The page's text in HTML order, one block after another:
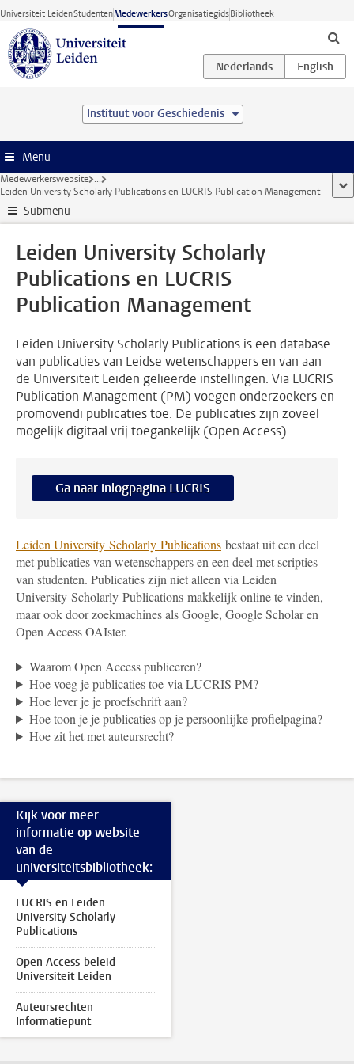
Ga direct naar de inhoud
Universiteit LeidenStudentenMedewerkersOrganisatiegidsBibliotheek
Instituut voor Geschiedenis
Menu
Medewerkerswebsite ...
Leiden University Scholarly Publications en LUCRIS Publication Management
Submenu
Leiden University Scholarly
Publications en LUCRIS
Publication Management
Leiden University Scholarly Publications is een database
van publicaties van Leidse wetenschappers en van aan
de Universiteit Leiden gelieerde instellingen. Via LUCRIS
Publication Management (PM) voegen onderzoekers en
promovendi publicaties toe. De publicaties zijn zoveel
mogelijk digitaal vrij toegankelijk (Open Access).
Ga naar inlogpagina LUCRIS
Leiden University Scholarly Publications bestaat uit een deel
met publicaties van wetenschappers en een deel met scripties
van studenten. Publicaties zijn niet alleen via Leiden
University Scholarly Publications makkelijk online te vinden,
maar ook door zoekmachines als Google, Google Scholar en
Open Access OAIster.
Waarom Open Access publiceren?
Hoe voeg je publicaties toe via LUCRIS PM?
Hoe lever je je proefschrift aan?
Hoe toon je je publicaties op je persoonlijke profielpagina?
Hoe zit het met auteursrecht?
Kijk voor meer
informatie op website
van de
universiteitsbibliotheek:
LUCRIS en Leiden
University Scholarly
Publications
Open Access-beleid
Universiteit Leiden
Auteursrechten
Informatiepunt